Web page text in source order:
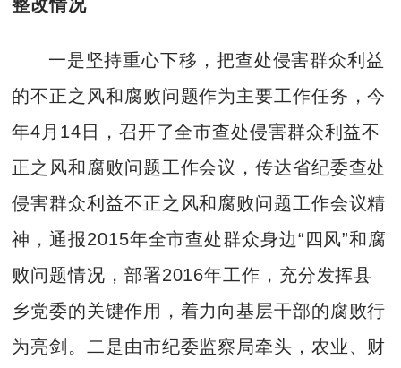
整改情况
一是坚持重心下移，把查处侵害群众利益
的不正之风和腐败问题作为主要工作任务，今
年4月14日，召开了全市查处侵害群众利益不
正之风和腐败问题工作会议，传达省纪委查处
侵害群众利益不正之风和腐败问题工作会议精
神，通报2015年全市查处群众身边“四风”和腐
败问题情况，部署2016年工作，充分发挥县
乡党委的关键作用，着力向基层干部的腐败行
为亮剑。二是由市纪委监察局牵头，农业、财